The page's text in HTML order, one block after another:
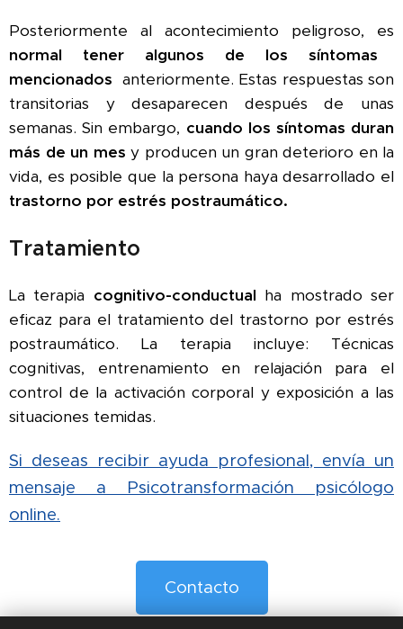
Posteriormente al acontecimiento peligroso, es
normal tener algunos de los síntomas
mencionados anteriormente. Estas respuestas son
transitorias y desaparecen después de unas
semanas. Sin embargo, cuando los síntomas duran
más de un mes y producen un gran deterioro en la
vida, es posible que la persona haya desarrollado el
trastorno por estrés postraumático.
Tratamiento
La terapia cognitivo-conductual ha mostrado ser
eficaz para el tratamiento del trastorno por estrés
postraumático. La terapia incluye: Técnicas
cognitivas, entrenamiento en relajación para el
control de la activación corporal y exposición a las
situaciones temidas.
Si deseas recibir ayuda profesional, envía un
mensaje a Psicotransformación psicólogo
online.
Contacto